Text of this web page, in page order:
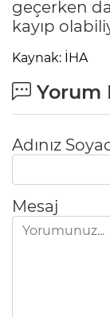
geçerken
kayıp
Kaynak: İHA
Yorum
Adınız
Mesaj